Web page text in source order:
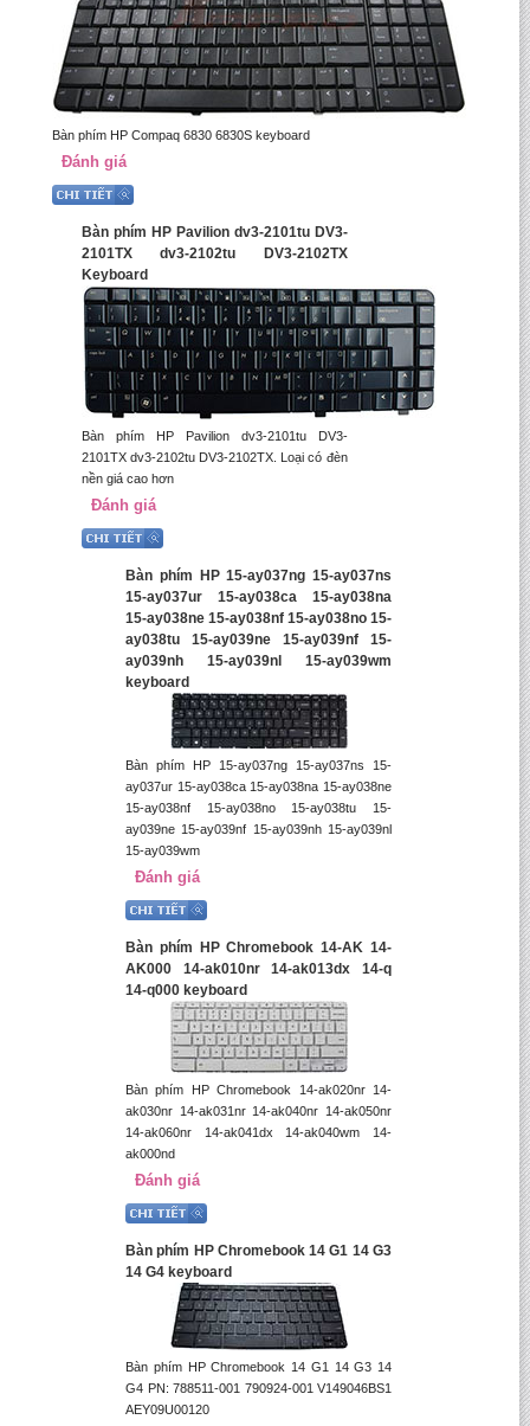
Bàn phím HP Compaq 6830 6830S keyboard
Đánh giá
Bàn phím HP Pavilion dv3-2101tu DV3-
2101TX dv3-2102tu DV3-2102TX
Keyboard
Bàn phím HP Pavilion dv3-2101tu DV3-
2101TX dv3-2102tu DV3-2102TX. Loại có đèn
nền giá cao hơn
Đánh giá
Bàn phím HP 15-ay037ng 15-ay037ns
15-ay037ur 15-ay038ca 15-ay038na
15-ay038ne 15-ay038nf 15-ay038no 15-
ay038tu 15-ay039ne 15-ay039nf 15-
ay039nh 15-ay039nl 15-ay039wm
keyboard
Bàn phím HP 15-ay037ng 15-ay037ns 15-
ay037ur 15-ay038ca 15-ay038na 15-ay038ne
15-ay038nf 15-ay038no 15-ay038tu 15-
ay039ne 15-ay039nf 15-ay039nh 15-ay039nl
15-ay039wm
Đánh giá
Bàn phím HP Chromebook 14-AK 14-
AK000 14-ak010nr 14-ak013dx 14-q
14-q000 keyboard
Bàn phím HP Chromebook 14-ak020nr 14-
ak030nr 14-ak031nr 14-ak040nr 14-ak050nr
14-ak060nr 14-ak041dx 14-ak040wm 14-
ak000nd
Đánh giá
Bàn phím HP Chromebook 14 G1 14 G3
14 G4 keyboard
Bàn phím HP Chromebook 14 G1 14 G3 14
G4 PN: 788511-001 790924-001 V149046BS1
AEY09U00120